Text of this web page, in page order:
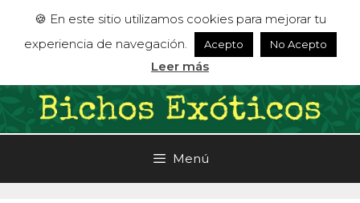
contenido
Menú
🍪 En este sitio utilizamos cookies para mejorar tu
experiencia de navegación.
Acepto No Acepto
Leer más